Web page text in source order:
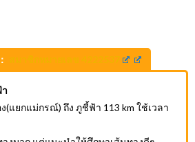
(แยกแม่กรณ์) ถึง ภูชี้ฟ้า 113 km ใช้เวลา